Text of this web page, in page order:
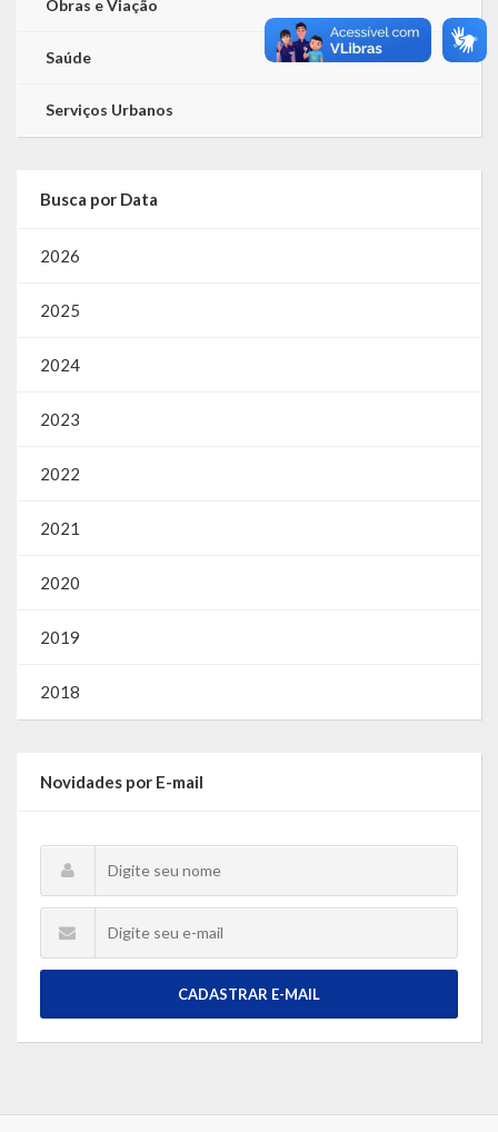
Obras e Viação
Saúde
Serviços Urbanos
Busca por Data
2026
2025
2024
2023
2022
2021
2020
2019
2018
Novidades por E-mail
CADASTRAR E-MAIL